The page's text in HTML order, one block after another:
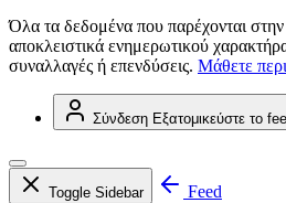
Όλα τα δεδομένα που παρέχονται
αποκλειστικά ενημερωτικού
συναλλαγές ή επενδύσεις. Μάθετε
Σύνδεση Εξατομικεύστε το
Toggle Sidebar
Feed